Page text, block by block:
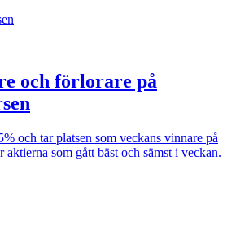
och förlorare på
och tar platsen som veckans vinnare på
aktierna som gått bäst och sämst i veckan.